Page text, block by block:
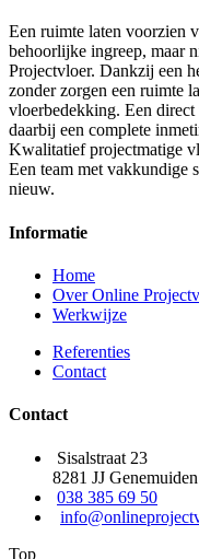
Een ruimte laten voorzien
behoorlijke ingreep, maar
Projectvloer. Dankzij een
zonder zorgen een ruimte
vloerbedekking. Een direct
daarbij een complete
Kwalitatief projectmatige
Een team met vakkundige
nieuw.
Informatie
Home
Over Online
Werkwijze
Referenties
Contact
Contact
Sisalstraat 23
8281 JJ Genemuiden
038 385 69 50
Top